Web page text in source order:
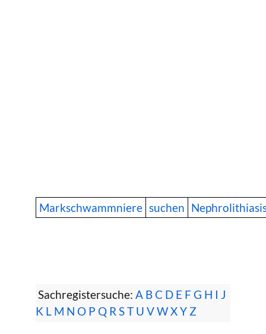
Markschwammniere suchen
Sachregistersuche: A BC D E F G H I J
K L M N O P Q R ST U VWXY Z